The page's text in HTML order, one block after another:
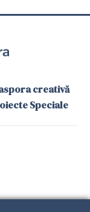
creativă
Speciale